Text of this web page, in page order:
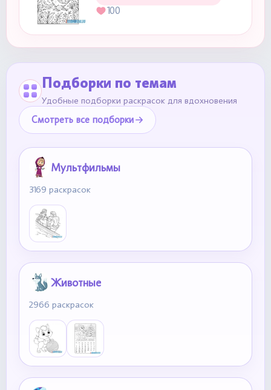
100
Подборки по темам
Удобные подборки раскрасок для вдохновения
Смотреть все подборки
Мультфильмы
3169 раскрасок
Животные
2966 раскрасок